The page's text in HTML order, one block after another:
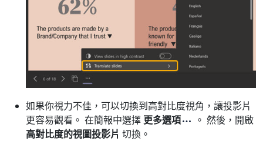
如果你視力不佳，可以切換到高對比度視角，讓投影片
更容易觀看。 在簡報中選擇 更多選項
。 然後，開啟
高對比度的視圖投影片 切換。